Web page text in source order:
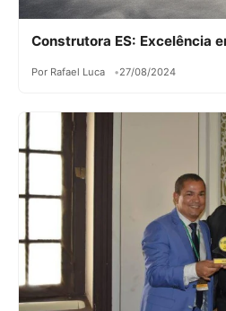
Construtora ES: Excelência
Por Rafael Luca 27/08/2024